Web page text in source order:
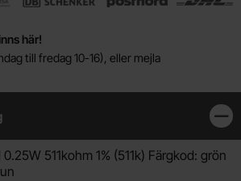
här!
till fredag 10-16), eller mejla
511kohm 1% (511k) Färgkod: grön